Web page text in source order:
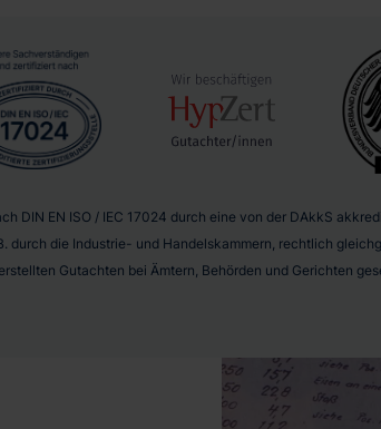
DIN EN ISO / IEC 17024 durch eine von der DAkkS
durch die Industrie- und Handelskammern, rechtlich
Gutachten bei Ämtern, Behörden und Gerichten